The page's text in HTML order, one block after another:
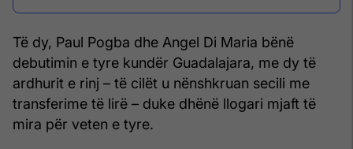
Të dy, Paul Pogba dhe Angel Di Maria bënë
debutimin e tyre kundër Guadalajara, me dy të
ardhurit e rinj – të cilët u nënshkruan secili me
transferime të lirë – duke dhënë llogari mjaft të
mira për veten e tyre.